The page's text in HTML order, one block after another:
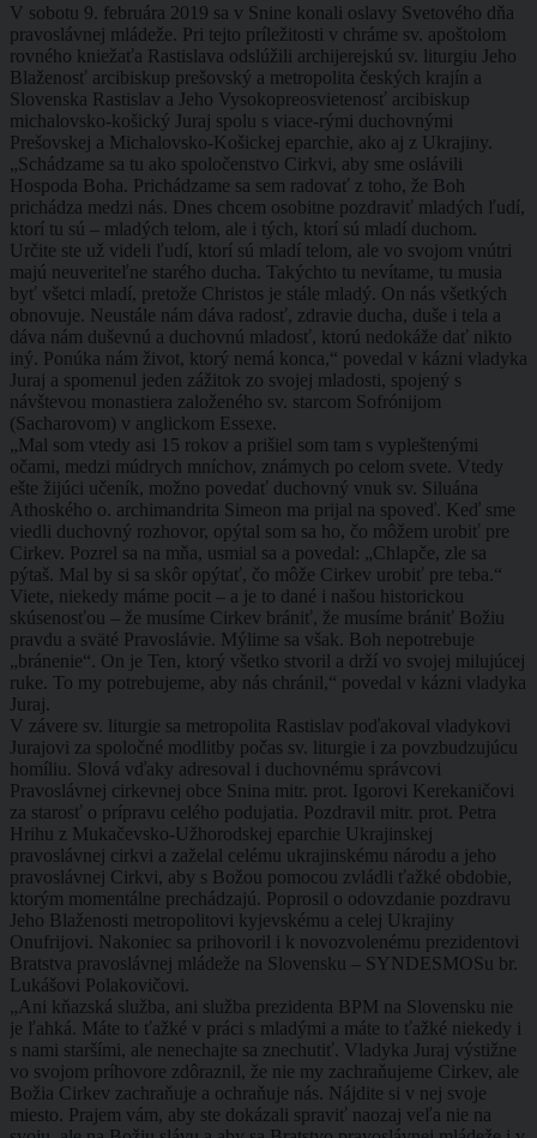
V sobotu 9. februára 2019 sa v Snine konali oslavy Svetového dňa
pravoslávnej mládeže. Pri tejto príležitosti v chráme sv. apoštolom
rovného kniežaťa Rastislava odslúžili archijerejskú sv. liturgiu Jeho
Blaženosť arcibiskup prešovský a metropolita českých krajín a
Slovenska Rastislav a Jeho Vysokopreosvietenosť arcibiskup
michalovsko-košický Juraj spolu s viace-rými duchovnými
Prešovskej a Michalovsko-Košickej eparchie, ako aj z Ukrajiny.
„Schádzame sa tu ako spoločenstvo Cirkvi, aby sme oslávili
Hospoda Boha. Prichádzame sa sem radovať z toho, že Boh
prichádza medzi nás. Dnes chcem osobitne pozdraviť mladých ľudí,
ktorí tu sú – mladých telom, ale i tých, ktorí sú mladí duchom.
Určite ste už videli ľudí, ktorí sú mladí telom, ale vo svojom vnútri
majú neuveriteľne starého ducha. Takýchto tu nevítame, tu musia
byť všetci mladí, pretože Christos je stále mladý. On nás všetkých
obnovuje. Neustále nám dáva radosť, zdravie ducha, duše i tela a
dáva nám duševnú a duchovnú mladosť, ktorú nedokáže dať nikto
iný. Ponúka nám život, ktorý nemá konca,“ povedal v kázni vladyka
Juraj a spomenul jeden zážitok zo svojej mladosti, spojený s
návštevou monastiera založeného sv. starcom Sofrónijom
(Sacharovom) v anglickom Essexe.
„Mal som vtedy asi 15 rokov a prišiel som tam s vypleštenými
očami, medzi múdrych mníchov, známych po celom svete. Vtedy
ešte žijúci učeník, možno povedať duchovný vnuk sv. Siluána
Athoského o. archimandrita Simeon ma prijal na spoveď. Keď sme
viedli duchovný rozhovor, opýtal som sa ho, čo môžem urobiť pre
Cirkev. Pozrel sa na mňa, usmial sa a povedal: „Chlapče, zle sa
pýtaš. Mal by si sa skôr opýtať, čo môže Cirkev urobiť pre teba.“
Viete, niekedy máme pocit – a je to dané i našou historickou
skúsenosťou – že musíme Cirkev brániť, že musíme brániť Božiu
pravdu a sväté Pravoslávie. Mýlime sa však. Boh nepotrebuje
„bránenie“. On je Ten, ktorý všetko stvoril a drží vo svojej milujúcej
ruke. To my potrebujeme, aby nás chránil,“ povedal v kázni vladyka
Juraj.
V závere sv. liturgie sa metropolita Rastislav poďakoval vladykovi
Jurajovi za spoločné modlitby počas sv. liturgie i za povzbudzujúcu
homíliu. Slová vďaky adresoval i duchovnému správcovi
Pravoslávnej cirkevnej obce Snina mitr. prot. Igorovi Kerekaničovi
za starosť o prípravu celého podujatia. Pozdravil mitr. prot. Petra
Hrihu z Mukačevsko-Užhorodskej eparchie Ukrajinskej
pravoslávnej cirkvi a zaželal celému ukrajinskému národu a jeho
pravoslávnej Cirkvi, aby s Božou pomocou zvládli ťažké obdobie,
ktorým momentálne prechádzajú. Poprosil o odovzdanie pozdravu
Jeho Blaženosti metropolitovi kyjevskému a celej Ukrajiny
Onufrijovi. Nakoniec sa prihovoril i k novozvolenému prezidentovi
Bratstva pravoslávnej mládeže na Slovensku – SYNDESMOSu br.
Lukášovi Polakovičovi.
„Ani kňazská služba, ani služba prezidenta BPM na Slovensku nie
je ľahká. Máte to ťažké v práci s mladými a máte to ťažké niekedy i
s nami staršími, ale nenechajte sa znechutiť. Vladyka Juraj výstižne
vo svojom príhovore zdôraznil, že nie my zachraňujeme Cirkev, ale
Božia Cirkev zachraňuje a ochraňuje nás. Nájdite si v nej svoje
miesto. Prajem vám, aby ste dokázali spraviť naozaj veľa nie na